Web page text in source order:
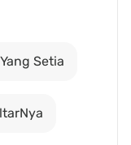
Setia